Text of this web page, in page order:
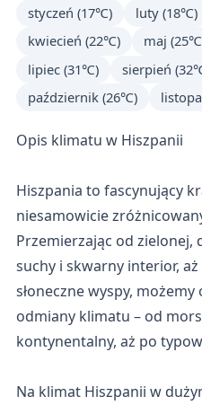
styczeń (17℃) luty (18℃)
kwiecień (22℃)
maj
lipiec (31℃)
sierpień
październik (26℃)
Opis klimatu w Hiszpanii
Hiszpania to fascynujący
niesamowicie
Przemierzając od zielonej,
suchy i skwarny interior, aż
słoneczne wyspy,
odmiany klimatu – od
kontynentalny, aż po
Na klimat Hiszpanii w